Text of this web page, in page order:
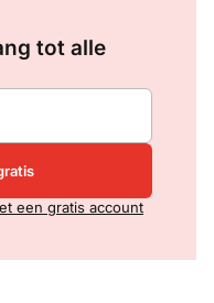
tot alle
een gratis account